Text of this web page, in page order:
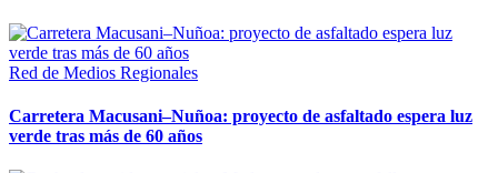
Red de Medios Regionales
Carretera Macusani–Nuñoa: proyecto de asfaltado espera luz
verde tras más de 60 años